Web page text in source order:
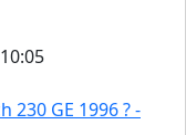
230 GE 1996 ? -